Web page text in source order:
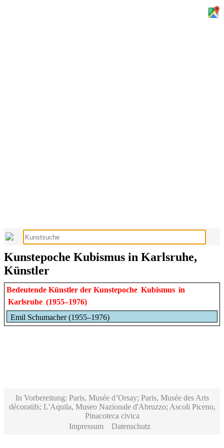
Kunstepoche Kubismus in Karlsruhe,
Künstler
Bedeutende Künstler der Kunstepoche Kubismus in
Karlsruhe (1955–1976)
Emil Schumacher (1955–1976)
In Vorbereitung: Paris, Musée d’Orsay; Paris, Musée des Arts
décoratifs; L'Aquila, Museo Nazionale d'Abruzzo; Ascoli Piceno,
Pinacoteca civica
Impressum
Datenschutz